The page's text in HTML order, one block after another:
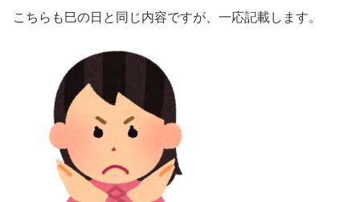
こちらも巳の日と同じ内容ですが、一応記載します。